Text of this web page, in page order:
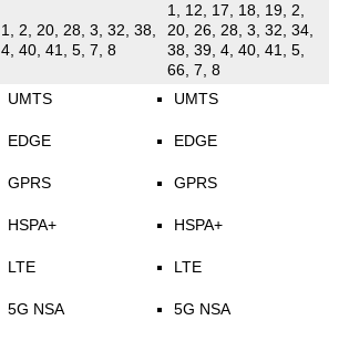
1, 2, 20, 28, 3, 32, 38,
4, 40, 41, 5, 7, 8
1, 12, 17, 18, 19, 2,
20, 26, 28, 3, 32, 34,
38, 39, 4, 40, 41, 5,
66, 7, 8
UMTS
EDGE
GPRS
HSPA+
LTE
5G NSA
UMTS
EDGE
GPRS
HSPA+
LTE
5G NSA